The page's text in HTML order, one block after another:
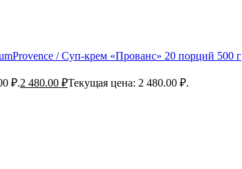
/ Суп-крем «Прованс» 20 порций 500 г
₽.2 480.00 ₽Текущая цена: 2 480.00 ₽.